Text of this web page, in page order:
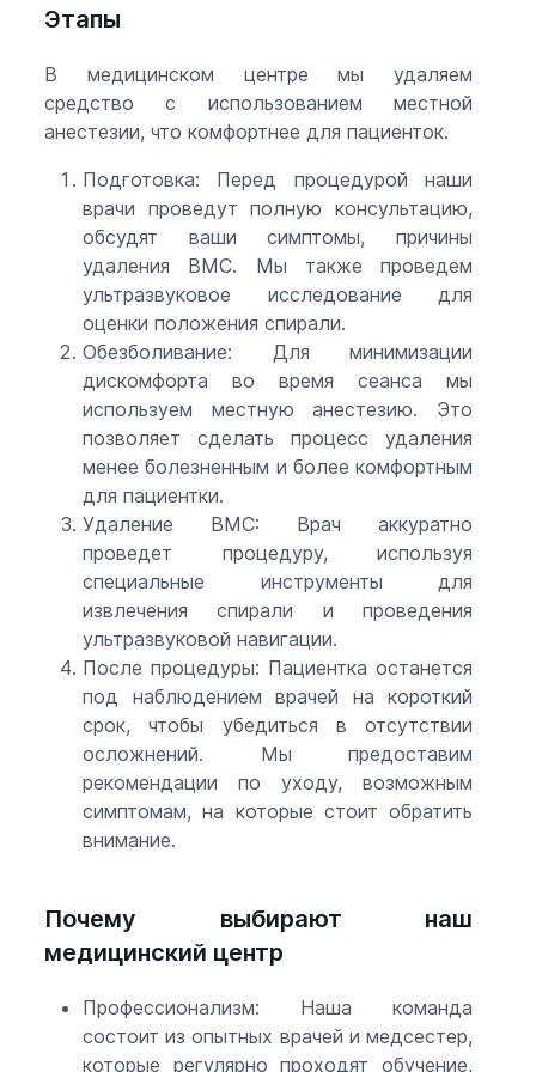
Этапы
В медицинском центре мы удаляем
средство с использованием местной
анестезии, что комфортнее для пациенток.
Подготовка: Перед процедурой наши
врачи проведут полную консультацию,
обсудят ваши симптомы, причины
удаления ВМС. Мы также проведем
ультразвуковое исследование для
оценки положения спирали.
Обезболивание: Для минимизации
дискомфорта во время сеанса мы
используем местную анестезию. Это
позволяет сделать процесс удаления
менее болезненным и более комфортным
для пациентки.
Удаление ВМС: Врач аккуратно
проведет процедуру, используя
специальные инструменты для
извлечения спирали и проведения
ультразвуковой навигации.
После процедуры: Пациентка останется
под наблюдением врачей на короткий
срок, чтобы убедиться в отсутствии
осложнений. Мы предоставим
рекомендации по уходу, возможным
симптомам, на которые стоит обратить
внимание.
Почему выбирают наш
медицинский центр
Профессионализм: Наша команда
состоит из опытных врачей и медсестер,
которые регулярно проходят обучение,